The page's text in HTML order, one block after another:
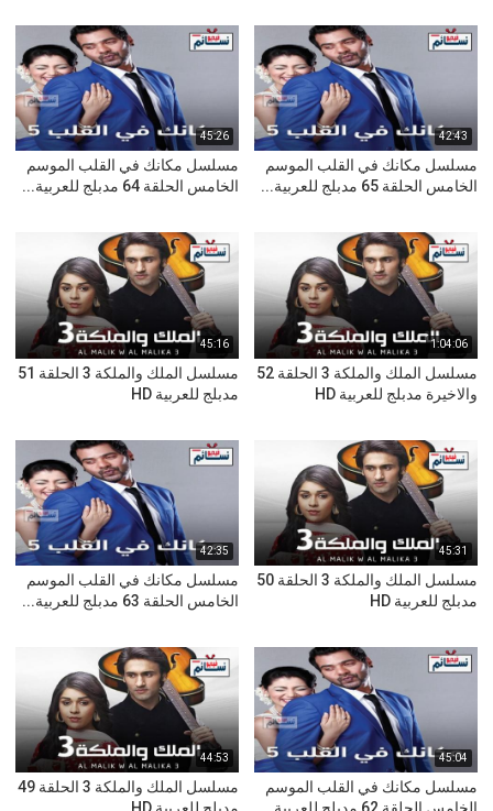
42:43
مسلسل مكانك في القلب الموسم
الخامس الحلقة 65 مدبلج للعربية...
45:26
مسلسل مكانك في القلب الموسم
الخامس الحلقة 64 مدبلج للعربية...
1:04:06
مسلسل الملك والملكة 3 الحلقة 52
والاخيرة مدبلج للعربية HD
45:16
مسلسل الملك والملكة 3 الحلقة 51
مدبلج للعربية HD
45:31
مسلسل الملك والملكة 3 الحلقة 50
مدبلج للعربية HD
42:35
مسلسل مكانك في القلب الموسم
الخامس الحلقة 63 مدبلج للعربية...
45:04
مسلسل مكانك في القلب الموسم
44:53
مسلسل الملك والملكة 3 الحلقة 49